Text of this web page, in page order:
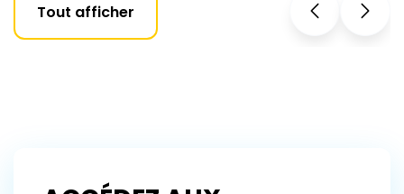
Tout afficher